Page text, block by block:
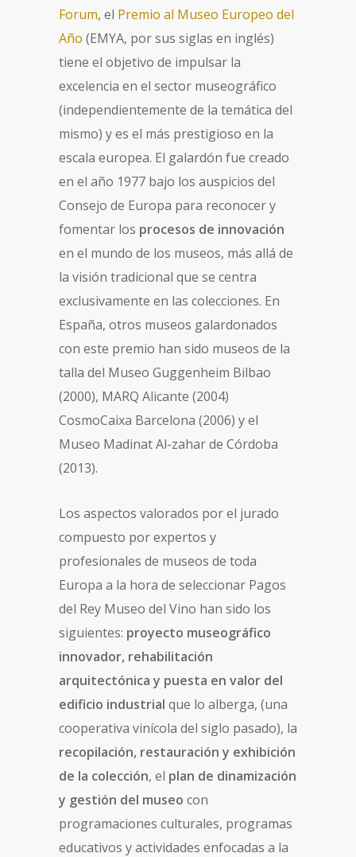
Forum, el Premio al Museo Europeo del
Año (EMYA, por sus siglas en inglés)
tiene el objetivo de impulsar la
excelencia en el sector museográfico
(independientemente de la temática del
mismo) y es el más prestigioso en la
escala europea. El galardón fue creado
en el año 1977 bajo los auspicios del
Consejo de Europa para reconocer y
fomentar los procesos de innovación
en el mundo de los museos, más allá de
la visión tradicional que se centra
exclusivamente en las colecciones. En
España, otros museos galardonados
con este premio han sido museos de la
talla del Museo Guggenheim Bilbao
(2000), MARQ Alicante (2004)
CosmoCaixa Barcelona (2006) y el
Museo Madinat Al-zahar de Córdoba
(2013).
Los aspectos valorados por el jurado
compuesto por expertos y
profesionales de museos de toda
Europa a la hora de seleccionar Pagos
del Rey Museo del Vino han sido los
siguientes: proyecto museográfico
innovador, rehabilitación
arquitectónica y puesta en valor del
edificio industrial que lo alberga, (una
cooperativa vinícola del siglo pasado), la
recopilación, restauración y exhibición
de la colección, el plan de dinamización
y gestión del museo con
programaciones culturales, programas
educativos y actividades enfocadas a la